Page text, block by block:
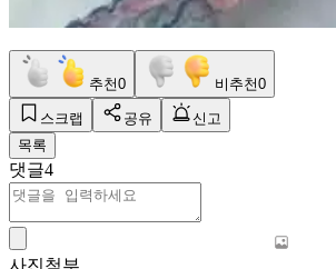
추천0 비추천0
스크랩 공유
신고
목록
댓글4